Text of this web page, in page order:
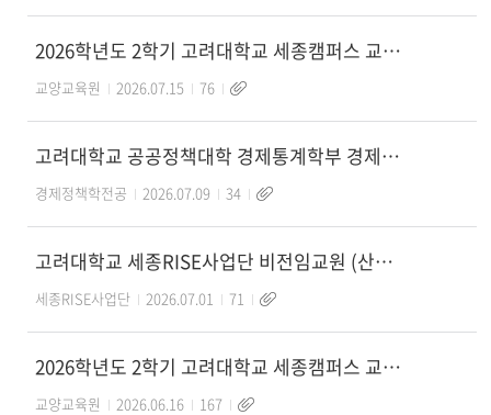
2026학년도 2학기 고려대학교 세종캠퍼스 교양교육원 비전임교원(겸임) 임용공고
교양교육원 2026.07.15 76
고려대학교 공공정책대학 경제통계학부 경제정책학전공 비전임교원(초빙) 임용공고
경제정책학전공 2026.07.09 34
고려대학교 세종RISE사업단 비전임교원 (산학협력중점교수,연구교수) 채용 공고
세종RISE사업단 2026.07.01 71
2026학년도 2학기 고려대학교 세종캠퍼스 교양교육원 비전임교원(초빙) 임용공고_글쓰기 분
교양교육원 2026.06.16 167